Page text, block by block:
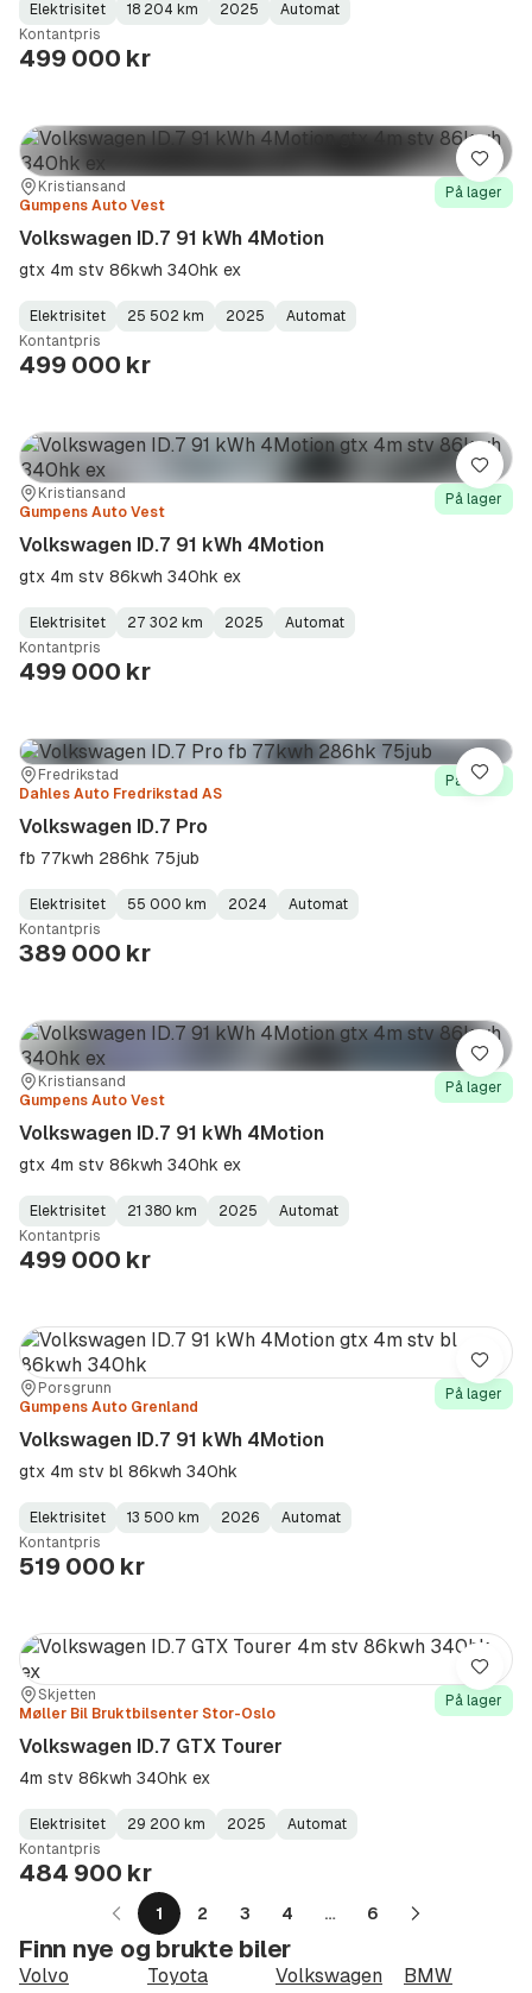
Fuel
Type:
Elektrisitet
Kilometerstand:
18 204 km
Model
Year:
2025
Gearbox
Type:
Automat
Kontantpris
499 000 kr
Sted:Kristiansand
Forhandler:
Gumpens Auto Vest
På lager
Volkswagen ID.7 91 kWh 4Motion
gtx 4m stv 86kwh 340hk ex
Fuel
Type:
Elektrisitet
Kilometerstand:
25 502 km
Model
Year:
2025
Gearbox
Type:
Automat
Kontantpris
499 000 kr
Lagre
Sted:Kristiansand
Forhandler:
Gumpens Auto Vest
På lager
Volkswagen ID.7 91 kWh 4Motion
gtx 4m stv 86kwh 340hk ex
Fuel
Type:
Elektrisitet
Kilometerstand:
27 302 km
Model
Year:
2025
Gearbox
Type:
Automat
Kontantpris
499 000 kr
Lagre
Sted:Fredrikstad
Forhandler:
Dahles Auto Fredrikstad AS
På lager
Volkswagen ID.7 Pro
fb 77kwh 286hk 75jub
Fuel
Type:
Elektrisitet
Kilometerstand:
55 000 km
Model
Year:
2024
Gearbox
Type:
Automat
Kontantpris
389 000 kr
Lagre
Sted:Kristiansand
Forhandler:
Gumpens Auto Vest
På lager
Volkswagen ID.7 91 kWh 4Motion
gtx 4m stv 86kwh 340hk ex
Fuel
Type:
Elektrisitet
Kilometerstand:
21 380 km
Model
Year:
2025
Gearbox
Type:
Automat
Kontantpris
499 000 kr
Lagre
Sted:Porsgrunn
Forhandler:
Gumpens Auto Grenland
På lager
Volkswagen ID.7 91 kWh 4Motion
gtx 4m stv bl 86kwh 340hk
Fuel
Type:
Elektrisitet
Kilometerstand:
13 500 km
Model
Year:
2026
Gearbox
Type:
Automat
Kontantpris
519 000 kr
Lagre
Sted:
Skjetten
Forhandler:
Møller Bil Bruktbilsenter Stor-Oslo
På lager
Volkswagen ID.7 GTX Tourer
4m stv 86kwh 340hk ex
Fuel
Type:
Elektrisitet
Kilometerstand:
29 200 km
Model
Year:
2025
Gearbox
Type:
Automat
Kontantpris
484 900 kr
Lagre
1 2 3 4 … 6
Neste
Finn nye og brukte biler
Volvo Toyota Volkswagen BMW